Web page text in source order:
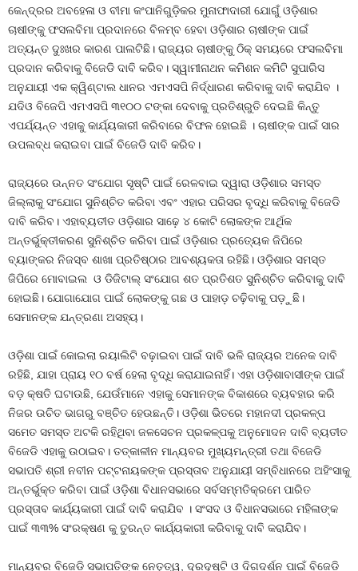
କେନ୍ଦ୍ରର ଅବହେଳା ଓ ବୀମା କଂପାନିଗୁଡ଼ିକର ମୁନାଫାଦାରୀ ଯୋଗୁଁ ଓଡ଼ିଶାର
ଚାଷୀଙ୍କୁ ଫସଲବିମା ପ୍ରଦାନରେ ବିଳମ୍ବ ହେବା ଓଡ଼ିଶାର ଚାଷୀଙ୍କ ପାଇଁ
ଅତ୍ୟନ୍ତ ଦୁଃଖର କାରଣ ପାଲଟିଛି। ରାଜ୍ୟର ଚାଷୀଙ୍କୁ ଠିକ୍ ସମୟରେ ଫସଲବିମା
ପ୍ରଦାନ କରିବାକୁ ବିଜେଡି ଦାବି କରିବ। ସ୍ୱାମୀନାଥନ କମିଶନ କମିଟି ସୁପାରିସ
ଅନୁଯାୟୀ ଏକ କ୍ୱିଣ୍ଟାଲ ଧାନର ଏମଏସପି ନିର୍ଦ୍ଧାରଣ କରିବାକୁ ଦାବି କରାଯିବ ।
ଯଦିଓ ବିଜେପି ଏମଏସପି ୩୧୦୦ ଟଙ୍କା ଦେବାକୁ ପ୍ରତିଶ୍ରୁତି ଦେଇଛି କିନ୍ତୁ
ଏପର୍ଯ୍ୟନ୍ତ ଏହାକୁ କାର୍ଯ୍ୟକାରୀ କରିବାରେ ବିଫଳ ହୋଇଛି । ଚାଷୀଙ୍କ ପାଇଁ ସାର
ଉପଲବ୍ଧ କରାଇବା ପାଇଁ ବିଜେଡି ଦାବି କରିବ।
ରାଜ୍ୟରେ ଉନ୍ନତ ସଂଯୋଗ ସୃଷ୍ଟି ପାଇଁ ରେଳବାଇ ଦ୍ୱାରା ଓଡ଼ିଶାର ସମସ୍ତ
ଜିଲ୍ଲାକୁ ସଂଯୋଗ ସୁନିଶ୍ଚିତ କରିବା ଏବଂ ଏହାର ପରିସର ବୃଦ୍ଧି କରିବାକୁ ବିଜେଡି
ଦାବି କରିବ। ଏହାବ୍ୟତୀତ ଓଡ଼ିଶାର ସାଢ଼େ ୪ କୋଟି ଲୋକଙ୍କ ଆର୍ଥିକ
ଅନ୍ତର୍ଭୁକ୍ତୀକରଣ ସୁନିଶ୍ଚିତ କରିବା ପାଇଁ ଓଡ଼ିଶାର ପ୍ରତ୍ୟେକ ଜିପିରେ
ବ୍ୟାଙ୍କର ନିଜସ୍ବ ଶାଖା ପ୍ରତିଷ୍ଠାର ଆବଶ୍ୟକତା ରହିଛି। ଓଡ଼ିଶାର ସମସ୍ତ
ଜିପିରେ ମୋବାଇଲ ଓ ଡିଜିଟାଲ୍ ସଂଯୋଗ ଶତ ପ୍ରତିଶତ ସୁନିଶ୍ଚିତ କରିବାକୁ ଦାବି
ହୋଇଛି। ଯୋଗାଯୋଗ ପାଇଁ ଲୋକଙ୍କୁ ଗଛ ଓ ପାହାଡ଼ ଚଢ଼ିବାକୁ ପଡ଼ୁଛି।
ସେମାନଙ୍କ ଯନ୍ତ୍ରଣା ଅସହ୍ୟ।
ଓଡ଼ିଶା ପାଇଁ କୋଇଲା ରୟାଲିଟି ବଢ଼ାଇବା ପାଇଁ ଦାବି ଭଳି ରାଜ୍ୟର ଅନେକ ଦାବି
ରହିଛି, ଯାହା ପ୍ରାୟ ୧୦ ବର୍ଷ ହେଲା ବୃଦ୍ଧି କରାଯାଇନାହିଁ। ଏହା ଓଡ଼ିଶାବାସୀଙ୍କ ପାଇଁ
ବଡ଼ କ୍ଷତି ଘଟାଉଛି, ଯେଉଁମାନେ ଏହାକୁ ସେମାନଙ୍କ ବିକାଶରେ ବ୍ୟବହାର କରି
ନିଜର ଉଚିତ ଭାଗରୁ ବଞ୍ଚିତ ହେଉଛନ୍ତି। ଓଡ଼ିଶା ଭିତରେ ମହାନଦୀ ପ୍ରକଳ୍ପ
ସମେତ ସମସ୍ତ ଅଟକି ରହିଥିବା ଜଳସେଚନ ପ୍ରକଳ୍ପକୁ ଅନୁମୋଦନ ଦାବି ବ୍ୟତୀତ
ବିଜେଡି ଏହାକୁ ଉଠାଇବ। ତତ୍କାଳୀନ ମାନ୍ୟବର ମୁଖ୍ୟମନ୍ତ୍ରୀ ତଥା ବିଜେଡି
ସଭାପତି ଶ୍ରୀ ନବୀନ ପଟ୍ଟନାୟକଙ୍କ ପ୍ରସ୍ତାବ ଅନୁଯାୟୀ ସମ୍ବିଧାନରେ ଅହିଂସାକୁ
ଅନ୍ତର୍ଭୁକ୍ତ କରିବା ପାଇଁ ଓଡ଼ିଶା ବିଧାନସଭାରେ ସର୍ବସମ୍ମତିକ୍ରମେ ପାରିତ
ପ୍ରସ୍ତାବ କାର୍ଯ୍ୟକାରୀ ପାଇଁ ଦାବି କରାଯିବ । ସଂସଦ ଓ ବିଧାନସଭାରେ ମହିଳାଙ୍କ
ପାଇଁ ୩୩% ସଂରକ୍ଷଣ କୁ ତୁରନ୍ତ କାର୍ଯ୍ୟକାରୀ କରିବାକୁ ଦାବି କରାଯିବ।
ମାନ୍ୟବର ବିଜେଡି ସଭାପତିଙ୍କ ନେତୃତ୍ୱ, ଦୂରଦୃଷ୍ଟି ଓ ଦିଗଦର୍ଶନ ପାଇଁ ବିଜେଡି